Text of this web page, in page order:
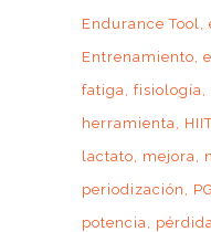
Endurance Tool
Entrenamiento
fatiga
fisiología
herramienta
HIIT
lactato
mejora
periodización
potencia